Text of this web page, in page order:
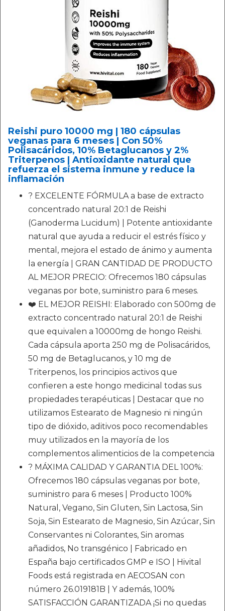
Reishi puro 10000 mg | 180 cápsulas
veganas para 6 meses | Con 50%
Polisacáridos, 10% Betaglucanos y 2%
Triterpenos | Antioxidante natural que
refuerza el sistema inmune y reduce la
inflamación
? EXCELENTE FÓRMULA a base de extracto
concentrado natural 20:1 de Reishi
(Ganoderma Lucidum) | Potente antioxidante
natural que ayuda a reducir el estrés físico y
mental, mejora el estado de ánimo y aumenta
la energía | GRAN CANTIDAD DE PRODUCTO
AL MEJOR PRECIO: Ofrecemos 180 cápsulas
veganas por bote, suministro para 6 meses.
❤️ EL MEJOR REISHI: Elaborado con 500mg de
extracto concentrado natural 20:1 de Reishi
que equivalen a 10000mg de hongo Reishi.
Cada cápsula aporta 250 mg de Polisacáridos,
50 mg de Betaglucanos, y 10 mg de
Triterpenos, los principios activos que
confieren a este hongo medicinal todas sus
propiedades terapéuticas | Destacar que no
utilizamos Estearato de Magnesio ni ningún
tipo de dióxido, aditivos poco recomendables
muy utilizados en la mayoría de los
complementos alimenticios de la competencia
? MÁXIMA CALIDAD Y GARANTIA DEL 100%:
Ofrecemos 180 cápsulas veganas por bote,
suministro para 6 meses | Producto 100%
Natural, Vegano, Sin Gluten, Sin Lactosa, Sin
Soja, Sin Estearato de Magnesio, Sin Azúcar, Sin
Conservantes ni Colorantes, Sin aromas
añadidos, No transgénico | Fabricado en
España bajo certificados GMP e ISO | Hivital
Foods está registrada en AECOSAN con
número 26.019181B | Y además, 100%
SATISFACCIÓN GARANTIZADA ¡Si no quedas